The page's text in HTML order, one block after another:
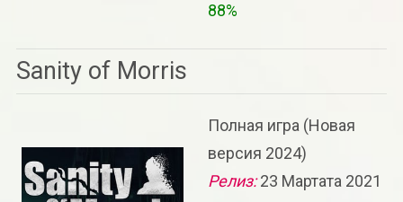
88%
Sanity of Morris
Полная игра (Новая
версия 2024)
Релиз:23 Мартата 2021